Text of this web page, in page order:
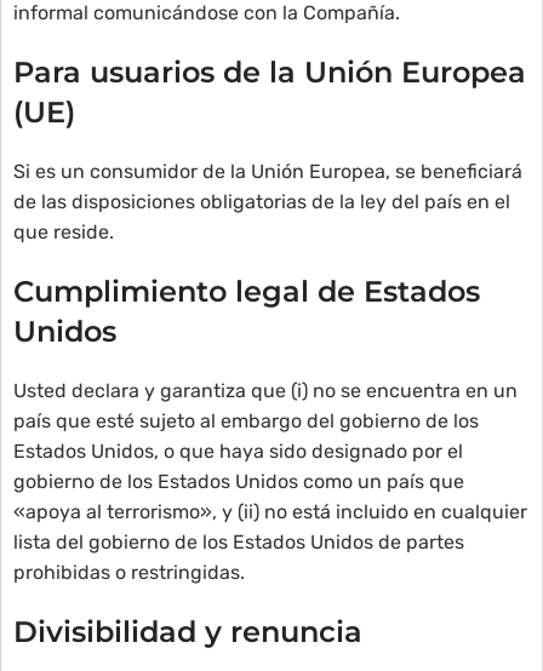
informal comunicándose con la Compañía.
Para usuarios de la Unión Europea
(UE)
Si es un consumidor de la Unión Europea, se beneficiará
de las disposiciones obligatorias de la ley del país en el
que reside.
Cumplimiento legal de Estados
Unidos
Usted declara y garantiza que (i) no se encuentra en un
país que esté sujeto al embargo del gobierno de los
Estados Unidos, o que haya sido designado por el
gobierno de los Estados Unidos como un país que
«apoya al terrorismo», y (ii) no está incluido en cualquier
lista del gobierno de los Estados Unidos de partes
prohibidas o restringidas.
Divisibilidad y renuncia